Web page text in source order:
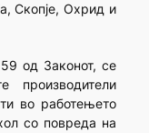
Скопје, Охрид и
од Законот, се
производители
во работењето
со повреда на